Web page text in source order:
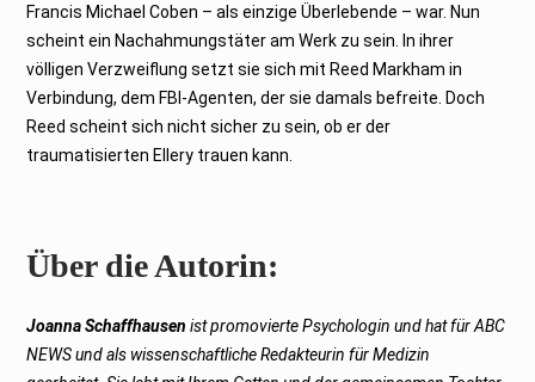
Francis Michael Coben – als einzige Überlebende – war. Nun
scheint ein Nachahmungstäter am Werk zu sein. In ihrer
völligen Verzweiflung setzt sie sich mit Reed Markham in
Verbindung, dem FBI-Agenten, der sie damals befreite. Doch
Reed scheint sich nicht sicher zu sein, ob er der
traumatisierten Ellery trauen kann.
Über die Autorin:
Joanna Schaffhausen ist promovierte Psychologin und hat für ABC
NEWS und als wissenschaftliche Redakteurin für Medizin